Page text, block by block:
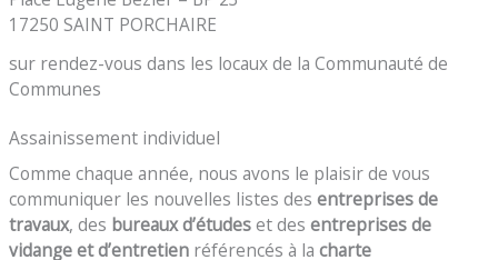
17250 SAINT PORCHAIRE
sur rendez-vous dans les locaux de la Communauté de
Communes
Assainissement individuel
Comme chaque année, nous avons le plaisir de vous
communiquer les nouvelles listes desentreprises de
travaux, des bureaux d’étudeset desentreprises de
vidange et d’entretien référencés à lacharte